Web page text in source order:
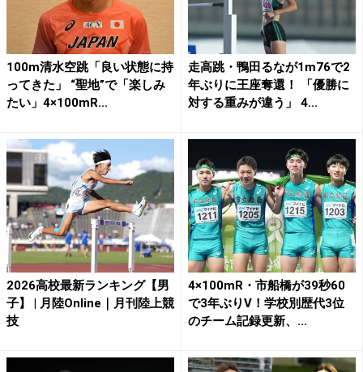
100m清水空跳「良い状態に持
ってきた」 “聖地”で「楽しみ
たい」4×100mR...
走高跳・鴨田るなが1m76で2
年ぶりに王座奪還！ 「優勝に
対する重みが違う」 4...
2026高校最新ランキング【男
子】 | 月陸Online｜月刊陸上競
技
4×100mR・市船橋が39秒60
で3年ぶりV！学校別歴代3位
のチーム記録更新、...